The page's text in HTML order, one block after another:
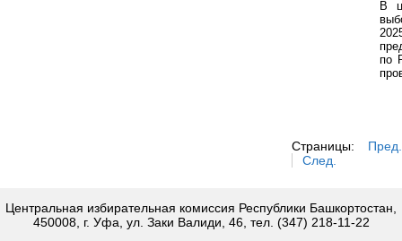
В
по
Страницы:
Пред.
След.
Центральная избирательная комиссия Республики Башкортостан,
450008, г. Уфа, ул. Заки Валиди, 46, тел. (347) 218-11-22